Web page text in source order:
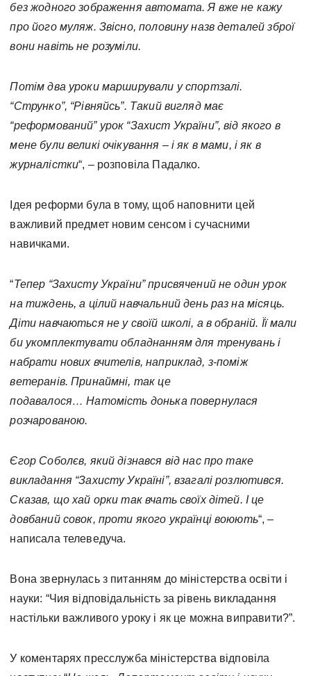
без жодного зображення автомата. Я вже не кажу
про його муляж. Звісно, половину назв деталей зброї
вони навіть не розуміли.
Потім два уроки марширували у спортзалі.
“Струнко”, “Рівняйсь”. Такий вигляд має
“реформований” урок “Захист України”, від якого в
мене були великі очікування – і як в мами, і як в
журналістки“, – розповіла Падалко.
Ідея реформи була в тому, щоб наповнити цей
важливий предмет новим сенсом і сучасними
навичками.
“Тепер “Захисту України” присвячений не один урок
на тиждень, а цілий навчальний день раз на місяць.
Діти навчаються не у своїй школі, а в обраній. Її мали
би укомплектувати обладнанням для тренувань і
набрати нових вчителів, наприклад, з-поміж
ветеранів. Принаймні, так це
подавалося… Натомість донька повернулася
розчарованою.
Єгор Соболєв, який дізнався від нас про таке
викладання “Захисту Україні”, взагалі розлютився.
Сказав, що хай орки так вчать своїх дітей. І це
довбаний совок, проти якого українці воюють“, –
написала телеведуча.
Вона звернулась з питанням до міністерства освіти і
науки: “Чия відповідальність за рівень викладання
настільки важливого уроку і як це можна виправити?”.
У коментарях пресслужба міністерства відповіла